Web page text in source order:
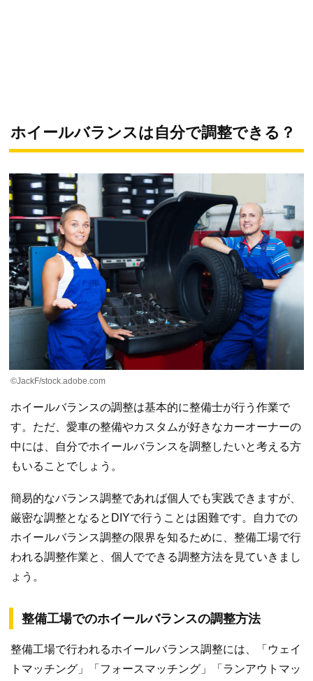
ホイールバランスは自分で調整できる？
©JackF/stock.adobe.com
ホイールバランスの調整は基本的に整備士が行う作業で
す。ただ、愛車の整備やカスタムが好きなカーオーナーの
中には、自分でホイールバランスを調整したいと考える方
もいることでしょう。
簡易的なバランス調整であれば個人でも実践できますが、
厳密な調整となるとDIYで行うことは困難です。自力での
ホイールバランス調整の限界を知るために、整備工場で行
われる調整作業と、個人でできる調整方法を見ていきまし
ょう。
整備工場でのホイールバランスの調整方法
整備工場で行われるホイールバランス調整には、「ウェイ
トマッチング」「フォースマッチング」「ランアウトマッ